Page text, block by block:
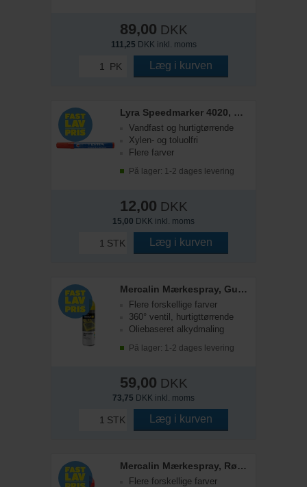
89,00 DKK
111,25 DKK inkl. moms
PK Læg i kurven
Lyra Speedmarker 4020, Rød
Vandfast og hurtigtørrende
Xylen- og toluolfri
Flere farver
På lager: 1-2 dages levering
12,00 DKK
15,00 DKK inkl. moms
STK Læg i kurven
Mercalin Mærkespray, Gul, 500 ml
Flere forskellige farver
360° ventil, hurtigttørrende
Oliebaseret alkydmaling
På lager: 1-2 dages levering
59,00 DKK
73,75 DKK inkl. moms
STK Læg i kurven
Mercalin Mærkespray, Rød, 500 ml
Flere forskellige farver